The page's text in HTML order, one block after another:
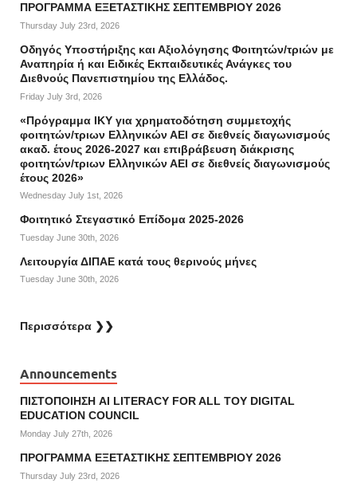
ΠΡΟΓΡΑΜΜΑ ΕΞΕΤΑΣΤΙΚΗΣ ΣΕΠΤΕΜΒΡΙΟΥ 2026
Thursday July 23rd, 2026
Οδηγός Υποστήριξης και Αξιολόγησης Φοιτητών/τριών με
Αναπηρία ή και Ειδικές Εκπαιδευτικές Ανάγκες του
Διεθνούς Πανεπιστημίου της Ελλάδος.
Friday July 3rd, 2026
«Πρόγραμμα ΙΚΥ για χρηματοδότηση συμμετοχής
φοιτητών/τριων Ελληνικών ΑΕΙ σε διεθνείς διαγωνισμούς
ακαδ. έτους 2026-2027 και επιβράβευση διάκρισης
φοιτητών/τριων Ελληνικών ΑΕΙ σε διεθνείς διαγωνισμούς
έτους 2026»
Wednesday July 1st, 2026
Φοιτητικό Στεγαστικό Επίδομα 2025-2026
Tuesday June 30th, 2026
Λειτουργία ΔΙΠΑΕ κατά τους θερινούς μήνες
Tuesday June 30th, 2026
Περισσότερα ❯❯
Announcements
ΠΙΣΤΟΠΟΙΗΣΗ AI LITERACY FOR ALL ΤΟΥ DIGITAL
EDUCATION COUNCIL
Monday July 27th, 2026
ΠΡΟΓΡΑΜΜΑ ΕΞΕΤΑΣΤΙΚΗΣ ΣΕΠΤΕΜΒΡΙΟΥ 2026
Thursday July 23rd, 2026